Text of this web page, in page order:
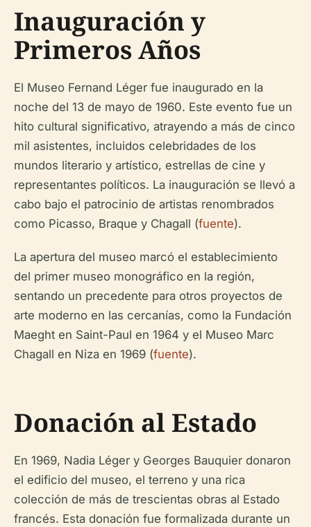
Inauguración y
Primeros Años
El Museo Fernand Léger fue inaugurado en la
noche del 13 de mayo de 1960. Este evento fue un
hito cultural significativo, atrayendo a más de cinco
mil asistentes, incluidos celebridades de los
mundos literario y artístico, estrellas de cine y
representantes políticos. La inauguración se llevó a
cabo bajo el patrocinio de artistas renombrados
como Picasso, Braque y Chagall (fuente).
La apertura del museo marcó el establecimiento
del primer museo monográfico en la región,
sentando un precedente para otros proyectos de
arte moderno en las cercanías, como la Fundación
Maeght en Saint-Paul en 1964 y el Museo Marc
Chagall en Niza en 1969 (fuente).
Donación al Estado
En 1969, Nadia Léger y Georges Bauquier donaron
el edificio del museo, el terreno y una rica
colección de más de trescientas obras al Estado
francés. Esta donación fue formalizada durante un